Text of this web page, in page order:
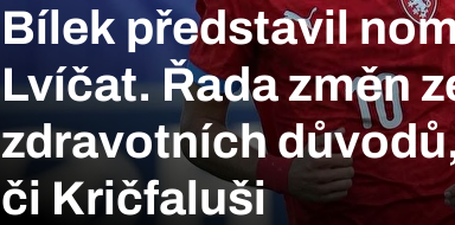
Bílek představil
Lvíčat. Řada změn
zdravotních
či Kričfaluši